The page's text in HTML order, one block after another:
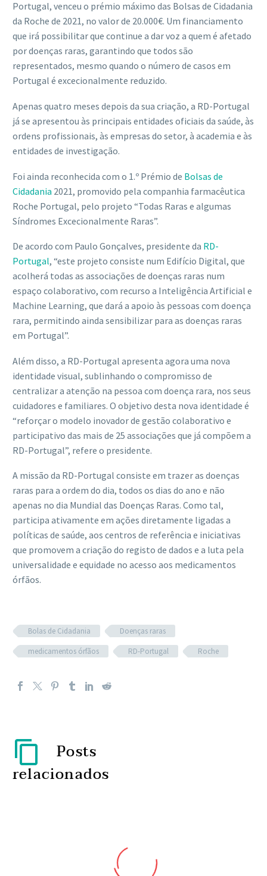
Portugal, venceu o prémio máximo das Bolsas de Cidadania
da Roche de 2021, no valor de 20.000€. Um financiamento
que irá possibilitar que continue a dar voz a quem é afetado
por doenças raras, garantindo que todos são
representados, mesmo quando o número de casos em
Portugal é excecionalmente reduzido.
Apenas quatro meses depois da sua criação, a RD-Portugal
já se apresentou às principais entidades oficiais da saúde, às
ordens profissionais, às empresas do setor, à academia e às
entidades de investigação.
Foi ainda reconhecida com o 1.º Prémio de Bolsas de
Cidadania 2021, promovido pela companhia farmacêutica
Roche Portugal, pelo projeto “Todas Raras e algumas
Síndromes Excecionalmente Raras”.
De acordo com Paulo Gonçalves, presidente da RD-
Portugal, “este projeto consiste num Edifício Digital, que
acolherá todas as associações de doenças raras num
espaço colaborativo, com recurso a Inteligência Artificial e
Machine Learning, que dará a apoio às pessoas com doença
rara, permitindo ainda sensibilizar para as doenças raras
em Portugal”.
Além disso, a RD-Portugal apresenta agora uma nova
identidade visual, sublinhando o compromisso de
centralizar a atenção na pessoa com doença rara, nos seus
cuidadores e familiares. O objetivo desta nova identidade é
“reforçar o modelo inovador de gestão colaborativo e
participativo das mais de 25 associações que já compõem a
RD-Portugal”, refere o presidente.
A missão da RD-Portugal consiste em trazer as doenças
raras para a ordem do dia, todos os dias do ano e não
apenas no dia Mundial das Doenças Raras. Como tal,
participa ativamente em ações diretamente ligadas a
políticas de saúde, aos centros de referência e iniciativas
que promovem a criação do registo de dados e a luta pela
universalidade e equidade no acesso aos medicamentos
órfãos.
Bolas de Cidadania
Doenças raras
medicamentos órfãos
RD-Portugal Roche
Posts
relacionados